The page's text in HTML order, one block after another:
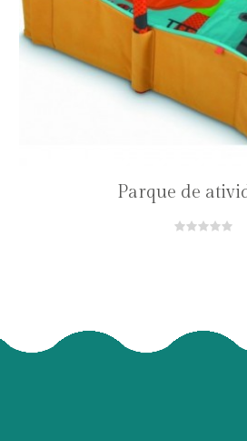
Parque de